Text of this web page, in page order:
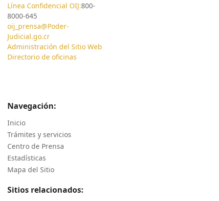
Línea Confidencial OIJ:800-
8000-645
oij_prensa@Poder-
Judicial.go.cr
Administración del Sitio Web
Directorio de oficinas
Navegación:
Inicio
Trámites y servicios
Centro de Prensa
Estadísticas
Mapa del Sitio
Sitios relacionados: